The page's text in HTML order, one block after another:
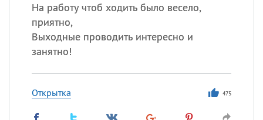
На работу чтоб ходить было весело,
приятно,
Выходные проводить интересно и
занятно!
Открытка 475